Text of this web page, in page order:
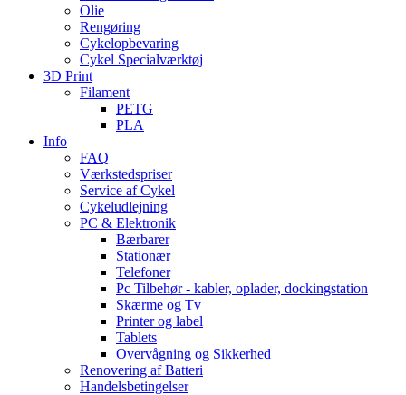
Olie
Rengøring
Cykelopbevaring
Cykel Specialværktøj
3D Print
Filament
PETG
PLA
Info
FAQ
Værkstedspriser
Service af Cykel
Cykeludlejning
PC & Elektronik
Bærbarer
Stationær
Telefoner
Pc Tilbehør - kabler, oplader, dockingstation
Skærme og Tv
Printer og label
Tablets
Overvågning og Sikkerhed
Renovering af Batteri
Handelsbetingelser